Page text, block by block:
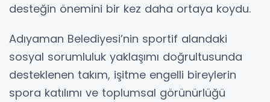
desteğin önemini bir kez daha ortaya koydu.
Adıyaman Belediyesi’nin sportif alandaki
sosyal sorumluluk yaklaşımı doğrultusunda
desteklenen takım, işitme engelli bireylerin
spora katılımı ve toplumsal görünürlüğü